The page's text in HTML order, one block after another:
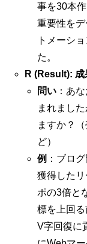
事を30本
重要性を
トメーシ
た。
R (Result): 成
問い：あ
まれまし
ますか？
ど）
例 ：ブロ
獲得した
ポの3倍と
標を上回
V字回復に